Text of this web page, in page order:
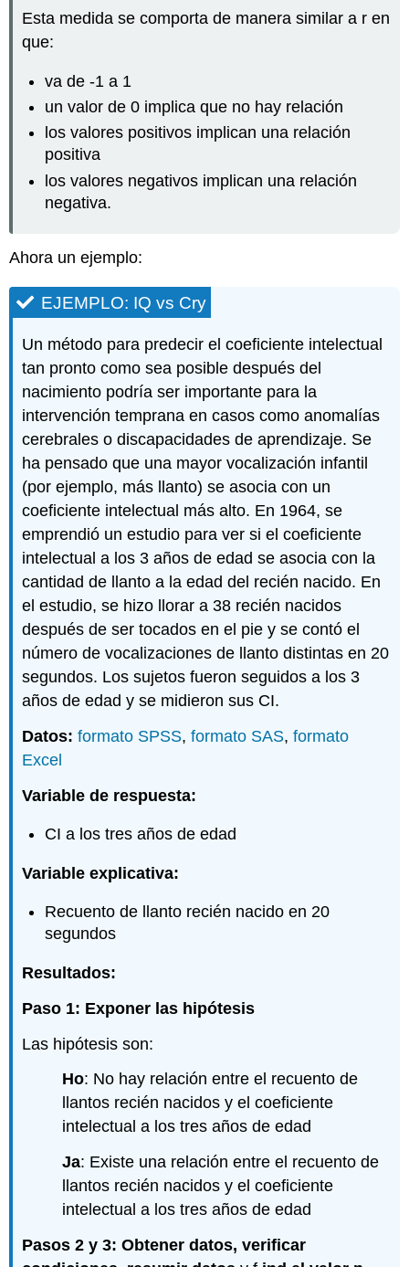
Esta medida se comporta de manera similar a r en
que:
va de -1 a 1
un valor de 0 implica que no hay relación
los valores positivos implican una relación
positiva
los valores negativos implican una relación
negativa.
Ahora un ejemplo:
EJEMPLO: IQ vs Cry
Un método para predecir el coeficiente intelectual
tan pronto como sea posible después del
nacimiento podría ser importante para la
intervención temprana en casos como anomalías
cerebrales o discapacidades de aprendizaje. Se
ha pensado que una mayor vocalización infantil
(por ejemplo, más llanto) se asocia con un
coeficiente intelectual más alto. En 1964, se
emprendió un estudio para ver si el coeficiente
intelectual a los 3 años de edad se asocia con la
cantidad de llanto a la edad del recién nacido. En
el estudio, se hizo llorar a 38 recién nacidos
después de ser tocados en el pie y se contó el
número de vocalizaciones de llanto distintas en 20
segundos. Los sujetos fueron seguidos a los 3
años de edad y se midieron sus CI.
Datos: formato SPSS,formato SAS,formato
Excel
Variable de respuesta:
CI a los tres años de edad
Variable explicativa:
Recuento de llanto recién nacido en 20
segundos
Resultados:
Paso 1: Exponer las hipótesis
Las hipótesis son:
Ho: No hay relación entre el recuento de
llantos recién nacidos y el coeficiente
intelectual a los tres años de edad
Ja: Existe una relación entre el recuento de
llantos recién nacidos y el coeficiente
intelectual a los tres años de edad
Pasos 2 y 3: Obtener datos, verificar